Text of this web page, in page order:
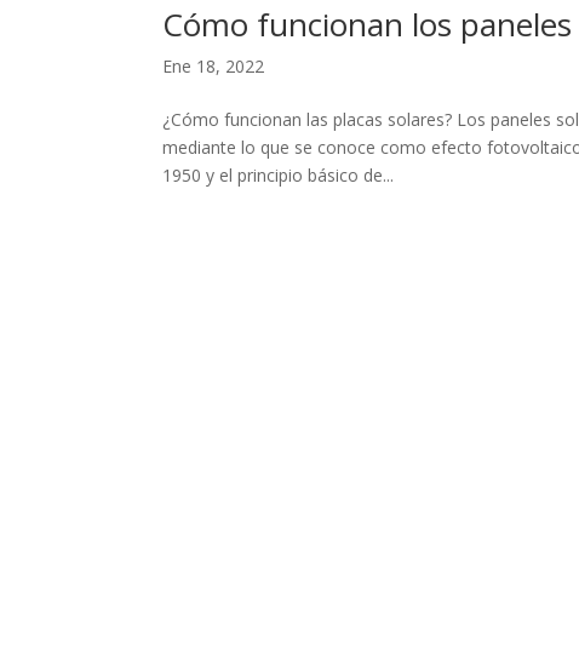
Cómo funcionan los paneles
Ene 18, 2022
¿Cómo funcionan las placas solares? Los paneles
mediante lo que se conoce como efecto
1950 y el principio básico de...